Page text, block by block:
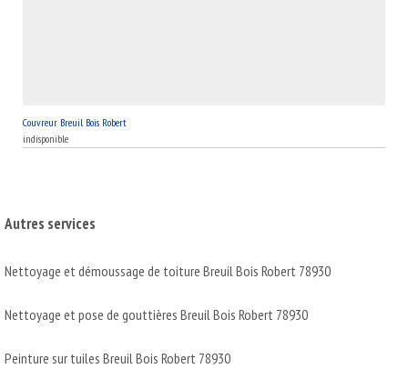
Couvreur Breuil Bois Robert
indisponible
Autres services
Nettoyage et démoussage de toiture Breuil Bois Robert 78930
Nettoyage et pose de gouttières Breuil Bois Robert 78930
Peinture sur tuiles Breuil Bois Robert 78930